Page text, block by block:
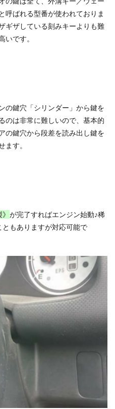
呼ばれる型番が使われておりま
ギザしている刻みキーよりも難
いです。
の鍵穴「シリンダー」から鍵を
のは非常に難しいので、基本的
の鍵穴から段差を読み出し鍵を
ます。
が完了すればエンジン始動♪稀
もありますが対応可能で